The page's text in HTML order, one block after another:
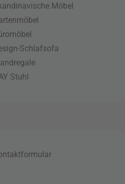
Möbel
Schlafsofa
Stuhl